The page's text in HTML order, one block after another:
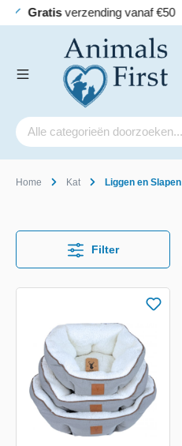
Home Kat Liggen en Slapen
Filter